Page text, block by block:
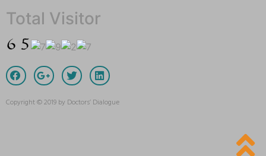
Total Visitor
Copyright © 2019 by Doctors’ Dialogue